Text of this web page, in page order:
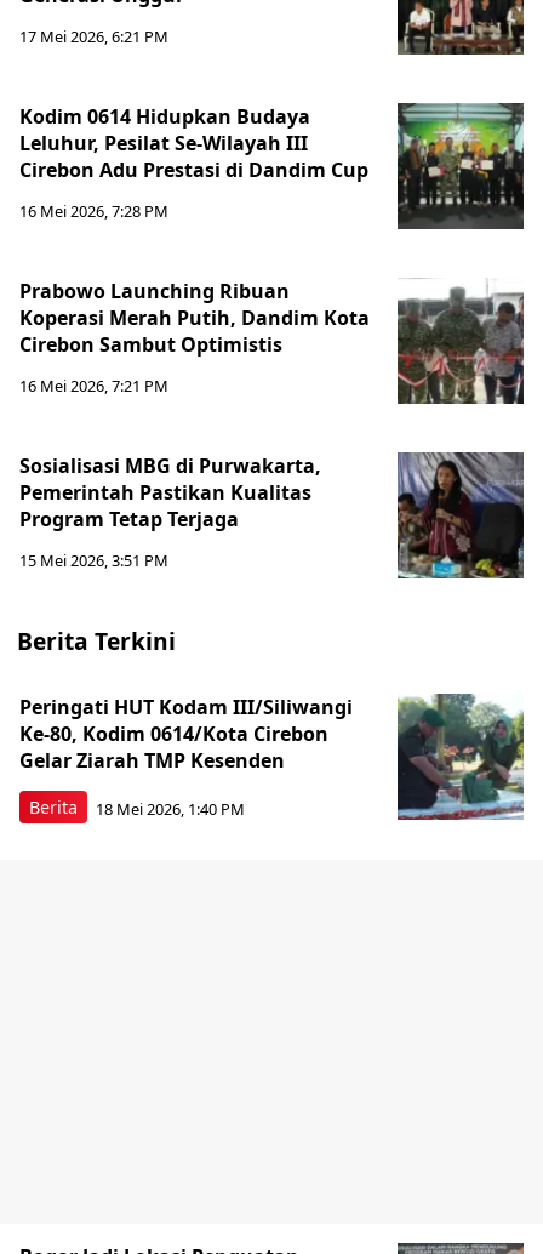
17 Mei 2026, 6:21 PM
Kodim 0614 Hidupkan Budaya
Leluhur, Pesilat Se-Wilayah III
Cirebon Adu Prestasi di Dandim Cup
16 Mei 2026, 7:28 PM
Prabowo Launching Ribuan
Koperasi Merah Putih, Dandim Kota
Cirebon Sambut Optimistis
16 Mei 2026, 7:21 PM
Sosialisasi MBG di Purwakarta,
Pemerintah Pastikan Kualitas
Program Tetap Terjaga
15 Mei 2026, 3:51 PM
Berita Terkini
Berita
Peringati HUT Kodam III/Siliwangi
Ke-80, Kodim 0614/Kota Cirebon
Gelar Ziarah TMP Kesenden
18 Mei 2026, 1:40 PM